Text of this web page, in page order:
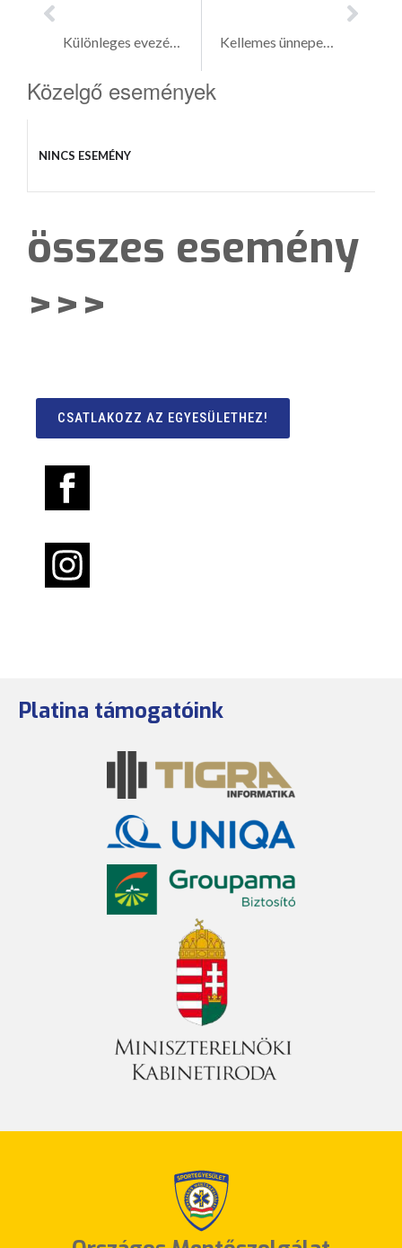
Különleges evezés Gemencen Kellemes ünnepeket kívánunk!
Közelgő események
NINCS ESEMÉNY
összes esemény
>>>
CSATLAKOZZ AZ EGYESÜLETHEZ!
Platina támogatóink